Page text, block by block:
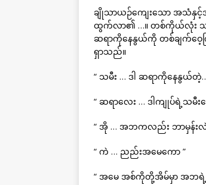
ချိုသာယဉ်ကျေးသော အသံနှ
ထွက်လာ၏ …။ တစ်ကိုယ်လုံး သနပ်ခ
ဆရာကိုနေနွယ်ကို တစ်ချက်ဝေ့က
ရှာသည်။
“ သမီး … ဒါ ဆရာကိုနေနွယ်
“ ဆရာလေး … ဒါကျုပ်ရဲ့သမီးလ
“ အို … အဘကလည်း ဘာမှန်း
“ ကဲ … ညည်းအမေကော ”
“ အမေ အစ်ကိုတို့အိမ်မှာ အဘရဲ့